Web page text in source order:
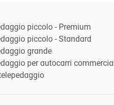
piccolo - Premium
piccolo - Standard
grande
per autocarri